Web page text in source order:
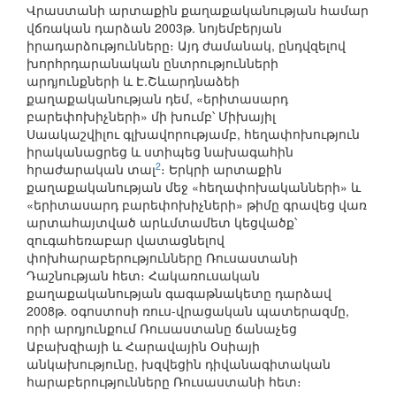
Վրաստանի արտաքին քաղաքականության համար
վճռական դարձան 2003թ. նոյեմբերյան
իրադարձությունները։ Այդ ժամանակ, ընդվզելով
խորհրդարանական ընտրությունների
արդյունքների և Է.Շևարդնաձեի
քաղաքականության դեմ, «երիտասարդ
բարեփոխիչների» մի խումբ՝ Միխայիլ
Սաակաշվիլու գլխավորությամբ, հեղափոխություն
իրականացրեց և ստիպեց նախագահին
հրաժարական տալ2։ Երկրի արտաքին
քաղաքականության մեջ «հեղափոխականների» և
«երիտասարդ բարեփոխիչների» թիմը գրավեց վառ
արտահայտված արևմտամետ կեցվածք՝
զուգահեռաբար վատացնելով
փոխհարաբերությունները Ռուսաստանի
Դաշնության հետ։ Հակառուսական
քաղաքականության գագաթնակետը դարձավ
2008թ. օգոստոսի ռուս-վրացական պատերազմը,
որի արդյունքում Ռուսաստանը ճանաչեց
Աբախզիայի և Հարավային Օսիայի
անկախությունը, խզվեցին դիվանագիտական
հարաբերությունները Ռուսաստանի հետ։